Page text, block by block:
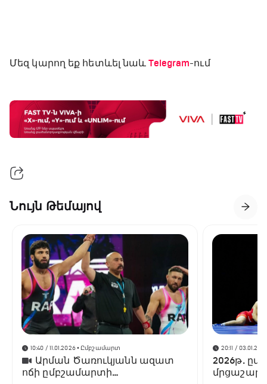
Մեզ կարող եք հետևել նաև Telegram-ում
Նույն Թեմայով
10:40 / 11.01.2026• Ըմբշամարտ
Արման Ծառուկյանն ազատ
ոճի ըմբշամարտի
20:11 /
2026թ.